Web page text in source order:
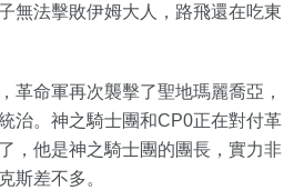
無法擊敗伊姆大人，路飛還在吃東
革命軍再次襲擊了聖地瑪麗喬亞，
治。神之騎士團和CP0正在對付革
，他是神之騎士團的團長，實力非
斯差不多。